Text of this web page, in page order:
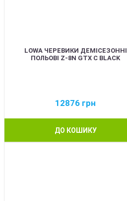
LOWA ЧЕРЕВИКИ ДЕМІСЕЗОННІ
ПОЛЬОВІ Z-8N GTX C BLACK
12876 грн
ДО КОШИКУ